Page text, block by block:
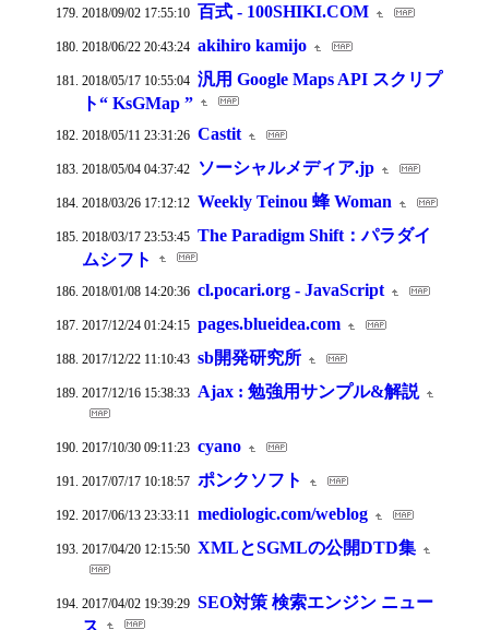
2018/09/02 17:55:10 百式 - 100SHIKI.COM
2018/06/22 20:43:24 akihiro kamijo
2018/05/17 10:55:04 汎用 Google Maps API スクリプ
ト“ KsGMap ”
2018/05/11 23:31:26 Castit
2018/05/04 04:37:42 ソーシャルメディア.jp
2018/03/26 17:12:12 Weekly Teinou 蜂 Woman
2018/03/17 23:53:45 The Paradigm Shift：パラダイ
ムシフト
2018/01/08 14:20:36 cl.pocari.org - JavaScript
2017/12/24 01:24:15 pages.blueidea.com
2017/12/22 11:10:43 sb開発研究所
2017/12/16 15:38:33 Ajax : 勉強用サンプル&解説
2017/10/30 09:11:23 cyano
2017/07/17 10:18:57 ポンクソフト
2017/06/13 23:33:11 mediologic.com/weblog
2017/04/20 12:15:50 XMLとSGMLの公開DTD集
2017/04/02 19:39:29 SEO対策 検索エンジン ニュー
ス